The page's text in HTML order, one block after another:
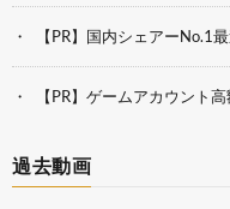
【PR】国内シェアーNo.1
【PR】ゲームアカウント
過去動画